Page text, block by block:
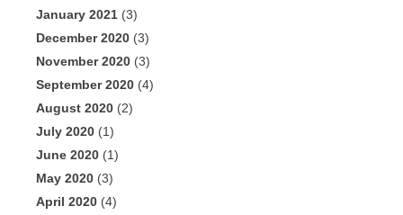
January 2021 (3)
December 2020 (3)
November 2020 (3)
September 2020 (4)
August 2020 (2)
July 2020 (1)
June 2020 (1)
May 2020 (3)
April 2020 (4)